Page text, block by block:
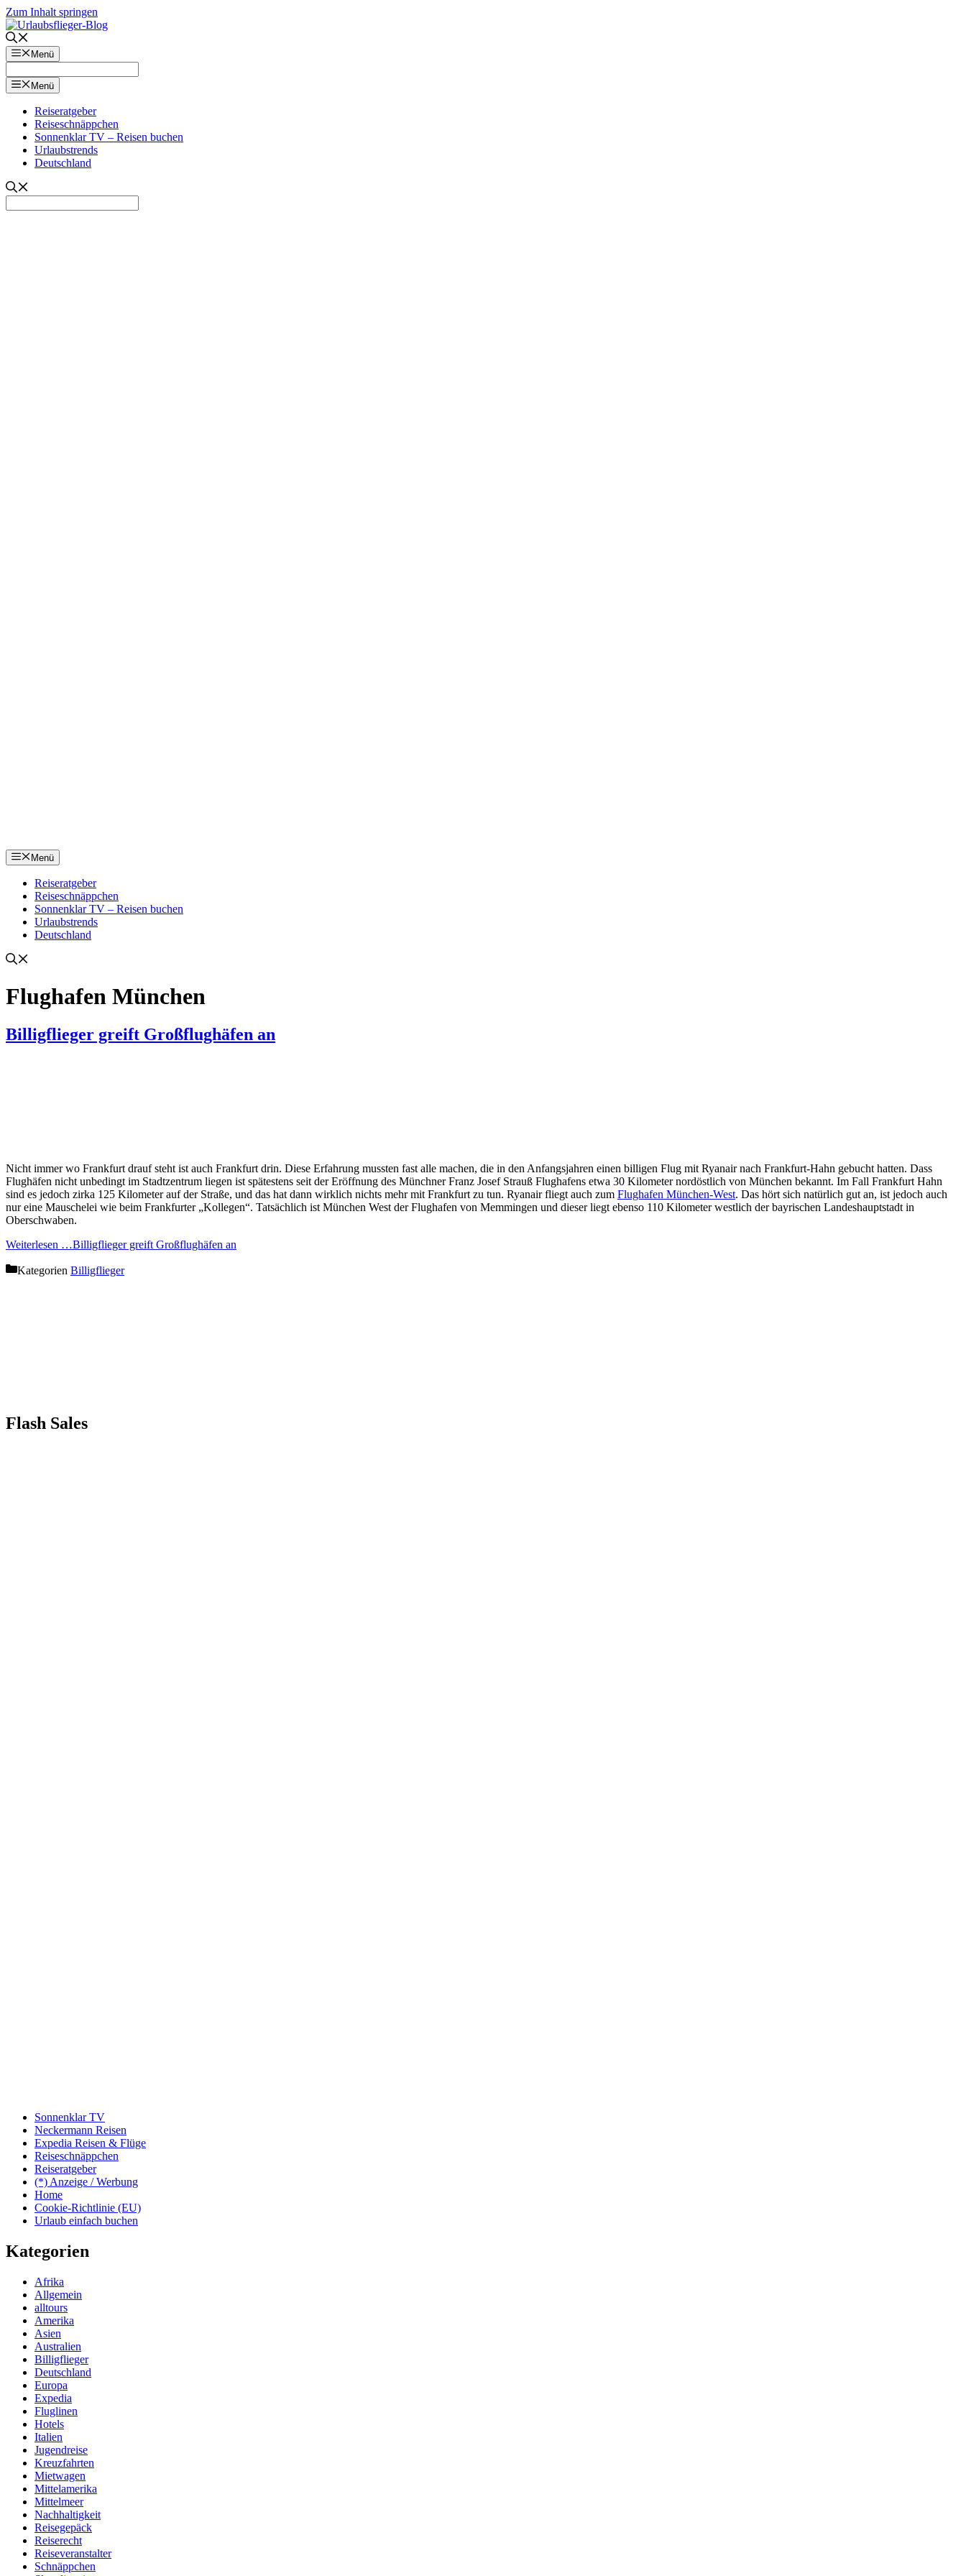
Zum Inhalt springen
Menü
Menü
Reiseratgeber
Reiseschnäppchen
Sonnenklar TV – Reisen buchen
Urlaubstrends
Deutschland
Menü
Reiseratgeber
Reiseschnäppchen
Sonnenklar TV – Reisen buchen
Urlaubstrends
Deutschland
Flughafen München
Billigflieger greift Großflughäfen an
Nicht immer wo Frankfurt drauf steht ist auch Frankfurt drin. Diese Erfahrung mussten fast alle machen, die in den Anfangsjahren einen billigen Flug mit Ryanair nach Frankfurt-Hahn gebucht hatten. Dass
Flughäfen nicht unbedingt im Stadtzentrum liegen ist spätestens seit der Eröffnung des Münchner Franz Josef Strauß Flughafens etwa 30 Kilometer nordöstlich von München bekannt. Im Fall Frankfurt Hahn
sind es jedoch zirka 125 Kilometer auf der Straße, und das hat dann wirklich nichts mehr mit Frankfurt zu tun. Ryanair fliegt auch zum Flughafen München-West. Das hört sich natürlich gut an, ist jedoch auch
nur eine Mauschelei wie beim Frankfurter „Kollegen“. Tatsächlich ist München West der Flughafen von Memmingen und dieser liegt ebenso 110 Kilometer westlich der bayrischen Landeshauptstadt in
Oberschwaben.
Weiterlesen …Billigflieger greift Großflughäfen an
Kategorien Billigflieger
Flash Sales
Sonnenklar TV
Neckermann Reisen
Expedia Reisen & Flüge
Reiseschnäppchen
Reiseratgeber
(*) Anzeige / Werbung
Home
Cookie-Richtlinie (EU)
Urlaub einfach buchen
Kategorien
Afrika
Allgemein
alltours
Amerika
Asien
Australien
Billigflieger
Deutschland
Europa
Expedia
Fluglinen
Hotels
Italien
Jugendreise
Kreuzfahrten
Mietwagen
Mittelamerika
Mittelmeer
Nachhaltigkeit
Reisegepäck
Reiserecht
Reiseveranstalter
Schnäppchen